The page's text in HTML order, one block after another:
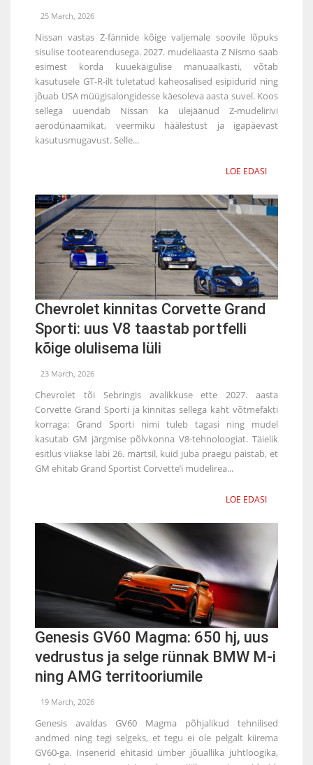
25 March, 2026
Nissan vastas Z-fännide kõige valjemale soovile lõpuks
sisulise tootearendusega. 2027. mudeliaasta Z Nismo saab
esimest korda kuuekäigulise manuaalkasti, võtab
kasutusele GT-R-ilt tuletatud kaheosalised esipidurid ning
jõuab USA müügisalongidesse käesoleva aasta suvel. Koos
sellega uuendab Nissan ka ülejäänud Z-mudelirivi
aerodünaamikat, veermiku häälestust ja igapäevast
kasutusmugavust. Selle...
LOE EDASI
Chevrolet kinnitas Corvette Grand
Sporti: uus V8 taastab portfelli
kõige olulisema lüli
23 March, 2026
Chevrolet tõi Sebringis avalikkuse ette 2027. aasta
Corvette Grand Sporti ja kinnitas sellega kaht võtmefakti
korraga: Grand Sporti nimi tuleb tagasi ning mudel
kasutab GM järgmise põlvkonna V8-tehnoloogiat. Täielik
esitlus viiakse läbi 26. märtsil, kuid juba praegu paistab, et
GM ehitab Grand Sportist Corvette’i mudelirea...
LOE EDASI
Genesis GV60 Magma: 650 hj, uus
vedrustus ja selge rünnak BMW M-i
ning AMG territooriumile
19 March, 2026
Genesis avaldas GV60 Magma põhjalikud tehnilised
andmed ning tegi selgeks, et tegu ei ole pelgalt kiirema
GV60-ga. Insenerid ehitasid ümber jõuallika juhtloogika,